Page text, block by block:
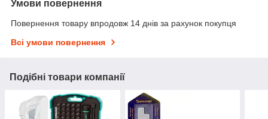
Умови повернення
Повернення товару впродовж 14 днів за рахунок покупця
Всі умови повернення
Подібні товари компанії